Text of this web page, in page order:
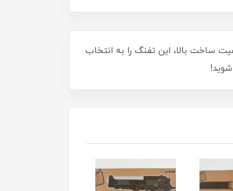
با کیفیت ساخت بالا، این تفنگ را به انتخاب